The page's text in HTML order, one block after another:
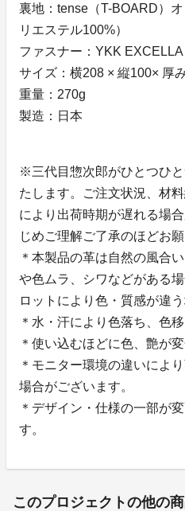
裏地：tense（T-BOARD）
リエステル100%）
ファスナー：YKK
サイズ：横208 × 縦100× 厚
重量：270g
製造：日本
※三代目惣次郎がひとつひ
たします。ご注文状況、材
により出荷時期が遅れる場
じめご理解ご了承のほどお
＊本製品の革は自然の風合
や色ムラ、シワなどがある
ロットにより色・質感が違
＊水・汗により色落ち、色
＊使い込むほどに色、艶が
＊モニター環境の違いによ
場合がございます。
＊デザイン・仕様の一部が
す。
このプロジェクトの他の